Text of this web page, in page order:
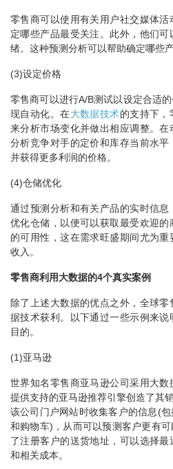
零售商可以使用有关用户社交媒体
定哪些产品最受关注。此外，他们
绪。这种预测分析可以帮助确定哪些
(3)设定价格
零售商可以进行A/B测试以设定合适
现自动化。在大数据技术的支持下，
来分析市场变化并做出相应调整。
分析竞争对手的定价和库存当前水
并获得更多利润的价格。
(4)仓储优化
通过预测分析和有关产品的实时信息
优化仓储，以便可以获取最受欢迎
的可用性，这在需求旺盛期间尤为
收入。
零售商利用大数据的4个真实案例
除了上述大数据的优点之外，全球零
据技术获利。以下通过一些示例来说
目的。
(1)亚马逊
世界知名零售商亚马逊公司采用大
提供支持的亚马逊推荐引擎创造了其
该公司门户网站时收集客户的信息(
和购物车)，从而可以预测客户更有
了注册客户的送货地址，可以选择
和相关成本。